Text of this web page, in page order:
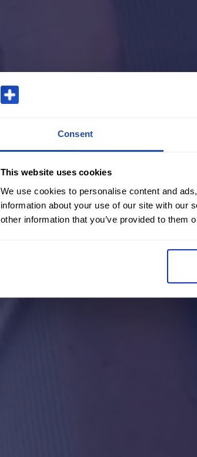
Consent
This website uses cookies
We use cookies to personalise content and
information about your use of our site with our
other information that you’ve provided to them